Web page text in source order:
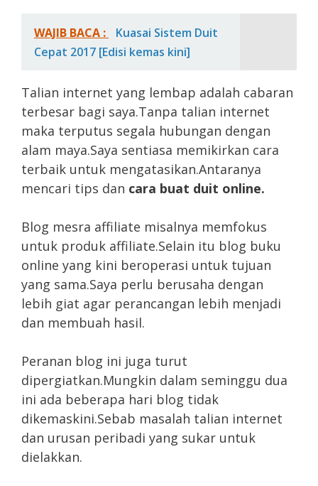
WAJIB BACA :
Kuasai Sistem Duit
Cepat 2017 [Edisi kemas kini]
Talian internet yang lembap adalah cabaran
terbesar bagi saya.Tanpa talian internet
maka terputus segala hubungan dengan
alam maya.Saya sentiasa memikirkan cara
terbaik untuk mengatasikan.Antaranya
mencari tips dan cara buat duit online.
Blog mesra affiliate misalnya memfokus
untuk produk affiliate.Selain itu blog buku
online yang kini beroperasi untuk tujuan
yang sama.Saya perlu berusaha dengan
lebih giat agar perancangan lebih menjadi
dan membuah hasil.
Peranan blog ini juga turut
dipergiatkan.Mungkin dalam seminggu dua
ini ada beberapa hari blog tidak
dikemaskini.Sebab masalah talian internet
dan urusan peribadi yang sukar untuk
dielakkan.